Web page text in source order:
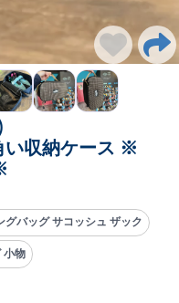
い収納ケース ※
グバッグ サコッシュ ザック
小物